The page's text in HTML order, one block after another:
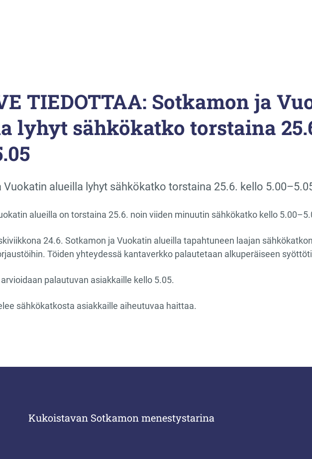
TIEDOTTAA: Sotkamon ja
lyhyt sähkökatko torstaina
Vuokatin alueilla lyhyt sähkökatko torstaina 25.6. kello
alueilla on torstaina 25.6. noin viiden minuutin sähkökatko kello
24.6. Sotkamon ja Vuokatin alueilla tapahtuneen laajan
Töiden yhteydessä kantaverkko palautetaan alkuperäiseen
palautuvan asiakkaille kello 5.05.
sähkökatkosta asiakkaille aiheutuvaa haittaa.
Kukoistavan Sotkamon menestystarina